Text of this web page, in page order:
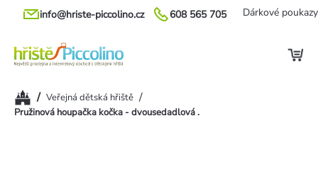
Přejít
608 565 705
info@hriste-piccolino.cz Dárkové poukazy
Domů/ Veřejná dětská hřiště /
Pružinová houpačka kočka - dvousedadlová .